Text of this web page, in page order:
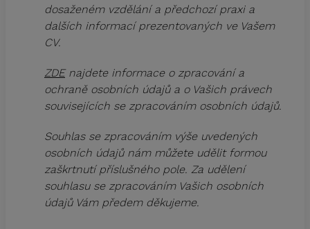
dosaženém vzdělání a předchozí praxi a
dalších informací prezentovaných ve Vašem
CV.
ZDEnajdete informace o zpracování a
ochraně osobních údajů a o Vašich právech
souvisejících se zpracováním osobních údajů.
Souhlas se zpracováním výše uvedených
osobních údajů nám můžete udělit formou
zaškrtnutí příslušného pole. Za udělení
souhlasu se zpracováním Vašich osobních
údajů Vám předem děkujeme.